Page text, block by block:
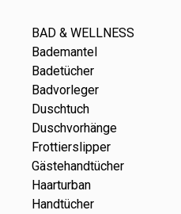
BAD & WELLNESS
Bademantel
Badetücher
Badvorleger
Duschtuch
Duschvorhänge
Frottierslipper
Gästehandtücher
Haarturban
Handtücher